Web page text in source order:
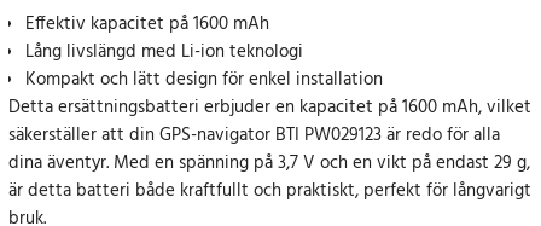
Effektiv kapacitet på 1600 mAh
Lång livslängd med Li-ion teknologi
Kompakt och lätt design för enkel installation
Detta ersättningsbatteri erbjuder en kapacitet på 1600 mAh, vilket
säkerställer att din GPS-navigator BTI PW029123 är redo för alla
dina äventyr. Med en spänning på 3,7 V och en vikt på endast 29 g,
är detta batteri både kraftfullt och praktiskt, perfekt för långvarigt
bruk.